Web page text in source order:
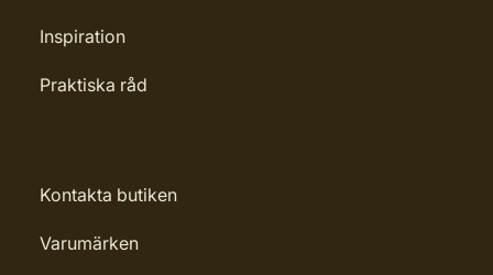
Inspiration
Praktiska råd
Kontakta butiken
Varumärken